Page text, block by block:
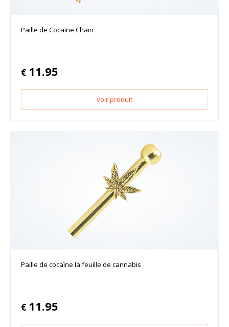
Paille de Cocaïne Chain
€ 11.95
voir produit
Paille de cocaïne la feuille de cannabis
€ 11.95